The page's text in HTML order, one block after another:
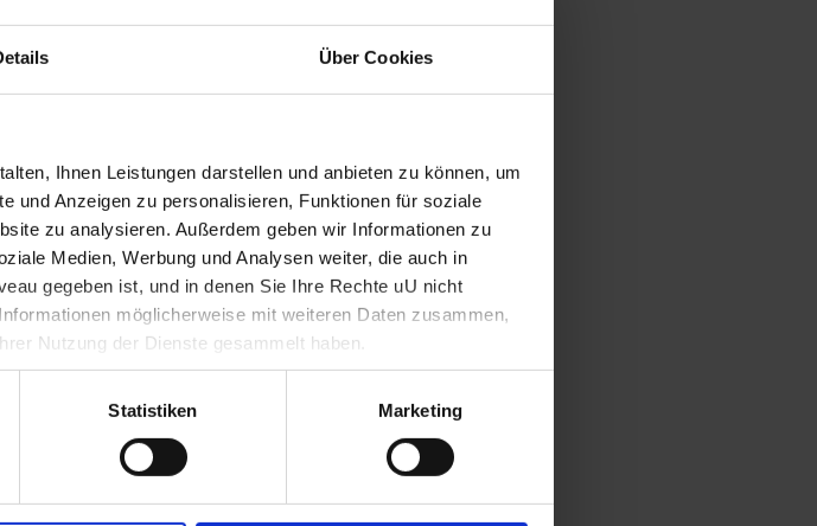
Über Cookies
Ihnen Leistungen darstellen und anbieten zu können, um
und Anzeigen zu personalisieren, Funktionen für soziale
zu analysieren. Außerdem geben wir Informationen zu
Medien, Werbung und Analysen weiter, die auch in
gegeben ist, und in denen Sie Ihre Rechte uU nicht
möglicherweise mit weiteren Daten zusammen,
Nutzung der Dienste gesammelt haben.
Statistiken Marketing
mit dem obersten
wird sein Sohn
von Gaming